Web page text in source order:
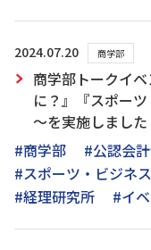
2024.07.20 商学部
商学部トークイ
に？』『スポー
～を実施しました
#商学部
#公認会
#スポーツ・ビジネ
#経理研究所
#イ